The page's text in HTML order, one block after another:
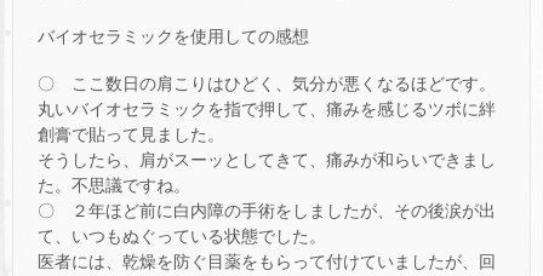
バイオセラミックを使用しての感想
〇 ここ数日の肩こりはひどく、気分が悪くなるほどです。
丸いバイオセラミックを指で押して、痛みを感じるツボに絆
創膏で貼って見ました。
そうしたら、肩がスーッとしてきて、痛みが和らいできまし
た。不思議ですね。
〇 ２年ほど前に白内障の手術をしましたが、その後涙が出
て、いつもぬぐっている状態でした。
医者には、乾燥を防ぐ目薬をもらって付けていましたが、回